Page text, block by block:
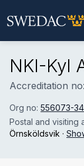
NKI-Kyl
Accreditation
Org no: 556073-
Postal and visiting
Örnsköldsvik ·